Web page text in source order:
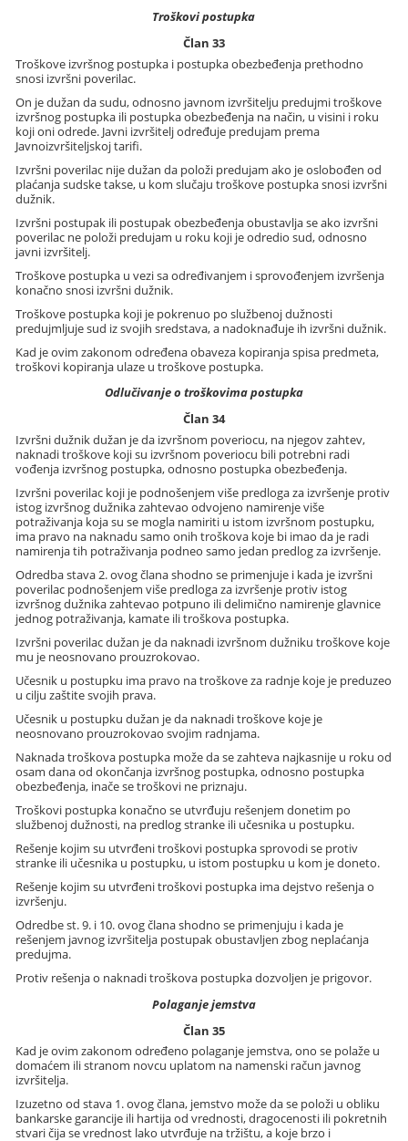
Troškovi postupka
Član 33
Troškove izvršnog postupka i postupka obezbeđenja prethodno
snosi izvršni poverilac.
On je dužan da sudu, odnosno javnom izvršitelju predujmi troškove
izvršnog postupka ili postupka obezbeđenja na način, u visini i roku
koji oni odrede. Javni izvršitelj određuje predujam prema
Javnoizvršiteljskoj tarifi.
Izvršni poverilac nije dužan da položi predujam ako je oslobođen od
plaćanja sudske takse, u kom slučaju troškove postupka snosi izvršni
dužnik.
Izvršni postupak ili postupak obezbeđenja obustavlja se ako izvršni
poverilac ne položi predujam u roku koji je odredio sud, odnosno
javni izvršitelj.
Troškove postupka u vezi sa određivanjem i sprovođenjem izvršenja
konačno snosi izvršni dužnik.
Troškove postupka koji je pokrenuo po službenoj dužnosti
predujmljuje sud iz svojih sredstava, a nadoknađuje ih izvršni dužnik.
Kad je ovim zakonom određena obaveza kopiranja spisa predmeta,
troškovi kopiranja ulaze u troškove postupka.
Odlučivanje o troškovima postupka
Član 34
Izvršni dužnik dužan je da izvršnom poveriocu, na njegov zahtev,
naknadi troškove koji su izvršnom poveriocu bili potrebni radi
vođenja izvršnog postupka, odnosno postupka obezbeđenja.
Izvršni poverilac koji je podnošenjem više predloga za izvršenje protiv
istog izvršnog dužnika zahtevao odvojeno namirenje više
potraživanja koja su se mogla namiriti u istom izvršnom postupku,
ima pravo na naknadu samo onih troškova koje bi imao da je radi
namirenja tih potraživanja podneo samo jedan predlog za izvršenje.
Odredba stava 2. ovog člana shodno se primenjuje i kada je izvršni
poverilac podnošenjem više predloga za izvršenje protiv istog
izvršnog dužnika zahtevao potpuno ili delimično namirenje glavnice
jednog potraživanja, kamate ili troškova postupka.
Izvršni poverilac dužan je da naknadi izvršnom dužniku troškove koje
mu je neosnovano prouzrokovao.
Učesnik u postupku ima pravo na troškove za radnje koje je preduzeo
u cilju zaštite svojih prava.
Učesnik u postupku dužan je da naknadi troškove koje je
neosnovano prouzrokovao svojim radnjama.
Naknada troškova postupka može da se zahteva najkasnije u roku od
osam dana od okončanja izvršnog postupka, odnosno postupka
obezbeđenja, inače se troškovi ne priznaju.
Troškovi postupka konačno se utvrđuju rešenjem donetim po
službenoj dužnosti, na predlog stranke ili učesnika u postupku.
Rešenje kojim su utvrđeni troškovi postupka sprovodi se protiv
stranke ili učesnika u postupku, u istom postupku u kom je doneto.
Rešenje kojim su utvrđeni troškovi postupka ima dejstvo rešenja o
izvršenju.
Odredbe st. 9. i 10. ovog člana shodno se primenjuju i kada je
rešenjem javnog izvršitelja postupak obustavljen zbog neplaćanja
predujma.
Protiv rešenja o naknadi troškova postupka dozvoljen je prigovor.
Polaganje jemstva
Član 35
Kad je ovim zakonom određeno polaganje jemstva, ono se polaže u
domaćem ili stranom novcu uplatom na namenski račun javnog
izvršitelja.
Izuzetno od stava 1. ovog člana, jemstvo može da se položi u obliku
bankarske garancije ili hartija od vrednosti, dragocenosti ili pokretnih
stvari čija se vrednost lako utvrđuje na tržištu, a koje brzo i